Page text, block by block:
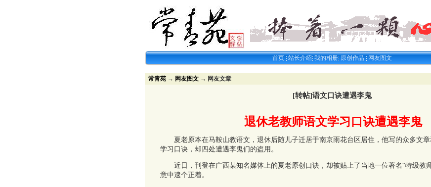
首页 站长介绍 我的相册 原创作品 网友图文
常青苑→ 网友图文→ 网友文章
[转帖]语文口诀遭遇李鬼
退休老教师语文学习口诀遭遇李鬼
夏老原本在马鞍山教语文，退休后随儿子迁居于南京雨花台区居住，他写的众多文章
学习口诀，却四处遭遇李鬼们的盗用。
近日，刊登在广西某知名媒体上的夏老原创口诀，却被贴上了当地一位著名“特级教
意中逮个正着。